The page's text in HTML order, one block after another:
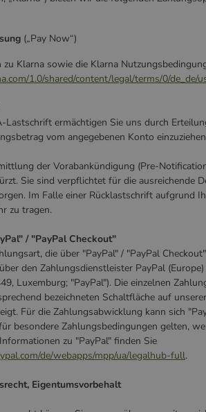
(„Pay Now“)
zu Klarna sowie die Klarna
1.0/shared/content/legal/terms/0/de_de/
Lastschrift ermächtigen Sie uns durch
vom angegebenen Konto
der Vorabankündigung (Pre-
Sie sind verpflichtet für die ausreichende
Im Falle einer Rücklastschrift aufgrund
zu tragen.
/ "PayPal Checkout"
die über "PayPal" / "PayPal
den Zahlungsdienstleister PayPal (Europe)
Luxemburg; "PayPal"). Die einzelnen
bezeichneten Schaltfläche auf
Für die Zahlungsabwicklung kann sich
besondere Zahlungsbedingungen gelten,
zu "PayPal" finden Sie
de/webapps/mpp/ua/legalhub-full.
, Eigentumsvorbehalt